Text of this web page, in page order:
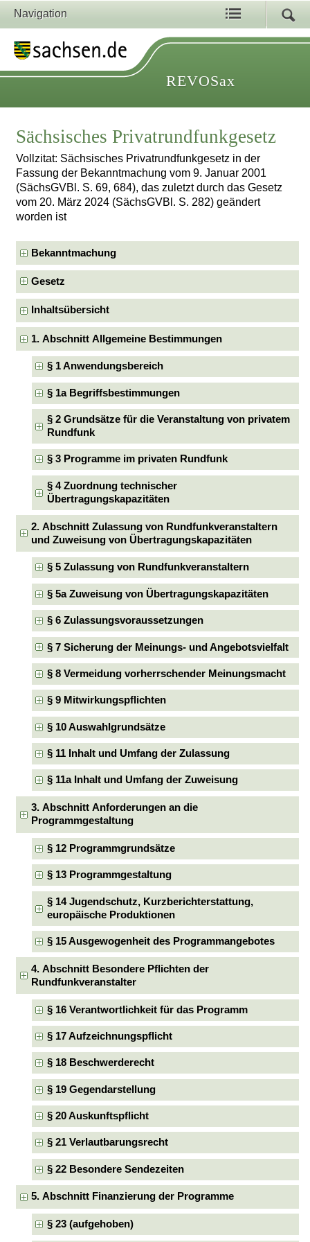
Navigation
REVOSax
Sächsisches Privatrundfunkgesetz
Vollzitat: Sächsisches Privatrundfunkgesetz in der
Fassung der Bekanntmachung vom 9. Januar 2001
(SächsGVBl. S. 69, 684), das zuletzt durch das Gesetz
vom 20. März 2024 (SächsGVBl. S. 282) geändert
worden ist
Bekanntmachung
Gesetz
Inhaltsübersicht
1. Abschnitt Allgemeine Bestimmungen
§ 1 Anwendungsbereich
§ 1a Begriffsbestimmungen
§ 2 Grundsätze für die Veranstaltung von privatem
Rundfunk
§ 3 Programme im privaten Rundfunk
§ 4 Zuordnung technischer
Übertragungskapazitäten
2. Abschnitt Zulassung von Rundfunkveranstaltern
und Zuweisung von Übertragungskapazitäten
§ 5 Zulassung von Rundfunkveranstaltern
§ 5a Zuweisung von Übertragungskapazitäten
§ 6 Zulassungsvoraussetzungen
§ 7 Sicherung der Meinungs- und Angebotsvielfalt
§ 8 Vermeidung vorherrschender Meinungsmacht
§ 9 Mitwirkungspflichten
§ 10 Auswahlgrundsätze
§ 11 Inhalt und Umfang der Zulassung
§ 11a Inhalt und Umfang der Zuweisung
3. Abschnitt Anforderungen an die
Programmgestaltung
§ 12 Programmgrundsätze
§ 13 Programmgestaltung
§ 14 Jugendschutz, Kurzberichterstattung,
europäische Produktionen
§ 15 Ausgewogenheit des Programmangebotes
4. Abschnitt Besondere Pflichten der
Rundfunkveranstalter
§ 16 Verantwortlichkeit für das Programm
§ 17 Aufzeichnungspflicht
§ 18 Beschwerderecht
§ 19 Gegendarstellung
§ 20 Auskunftspflicht
§ 21 Verlautbarungsrecht
§ 22 Besondere Sendezeiten
5. Abschnitt Finanzierung der Programme
§ 23 (aufgehoben)